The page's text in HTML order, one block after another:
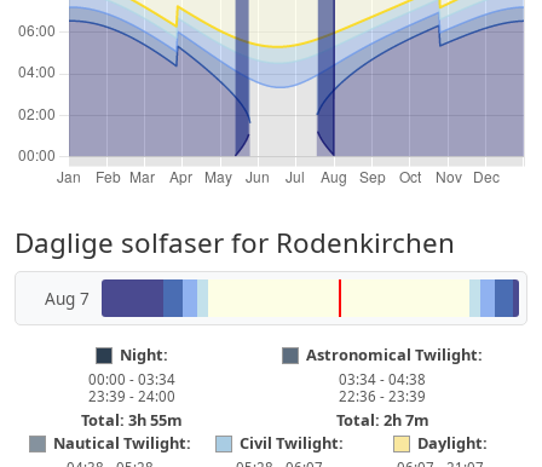
Daglige solfaser for Rodenkirchen
Aug 7
Night:
00:00 - 03:34
23:39 - 24:00
Total: 3h 55m
Astronomical Twilight:
03:34 - 04:38
22:36 - 23:39
Total: 2h 7m
Nautical Twilight:
Civil Twilight: Daylight: